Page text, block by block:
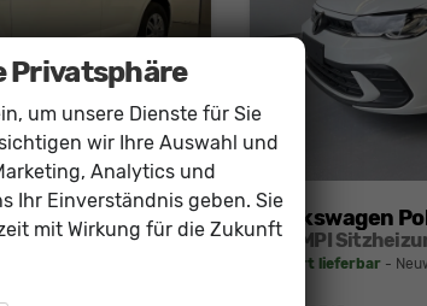
1.0 MPI Sitzheizung+AppConnect+PDC+LED+Touch+Lichtsensor+MultiLenkrad
Volkswagen
sofort lieferbar
Privatsphäre
um unsere Dienste für Sie
wir Ihre Auswahl und
Analytics und
Ihr Einverständnis geben. Sie
mit Wirkung für die Zukunft